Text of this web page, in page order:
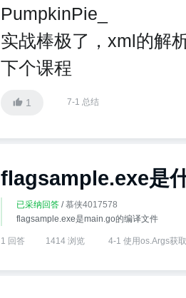
PumpkinPie_
实战棒极了，xml的解
下个课程
1 7-1 总结
flagsample.exe是
已采纳回答 /慕侠4017578
flagsample.exe是main.go的编译文件
1 回答 1414 浏览 4-1 使用os.Args获